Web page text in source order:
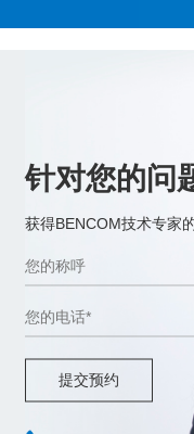
针对您的问
获得BENCOM技术专家
提交预约